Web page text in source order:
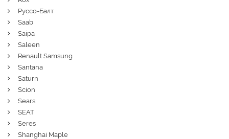
Руссо-Балт
Saab
Saipa
Saleen
Renault Samsung
Santana
Saturn
Scion
Sears
SEAT
Seres
Shanghai Maple